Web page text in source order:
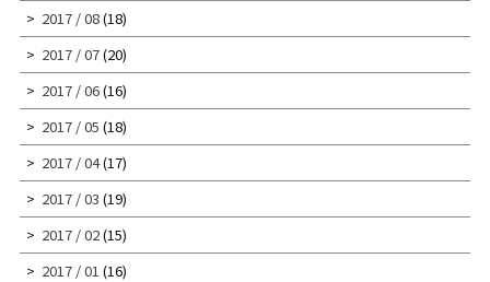
2017 / 08(18)
2017 / 07(20)
2017 / 06(16)
2017 / 05 (18)
2017 / 04(17)
2017 / 03 (19)
2017 / 02(15)
2017 / 01 (16)